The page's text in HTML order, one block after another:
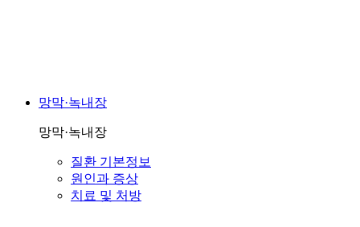
망막·녹내장
망막·녹내장
질환 기본정보
원인과 증상
치료 및 처방